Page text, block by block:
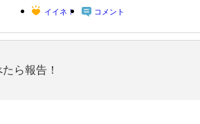
イイネ！ コメント
ら報告！